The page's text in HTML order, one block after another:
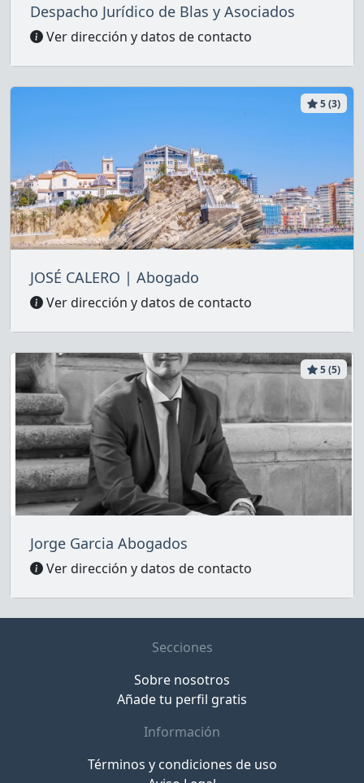
Despacho Jurídico de Blas y Asociados
Ver dirección y datos de contacto
5 (3)
JOSÉ CALERO | Abogado
Ver dirección y datos de contacto
5 (5)
Jorge Garcia Abogados
Ver dirección y datos de contacto
Secciones
Sobre nosotros
Añade tu perfil gratis
Información
Términos y condiciones de uso